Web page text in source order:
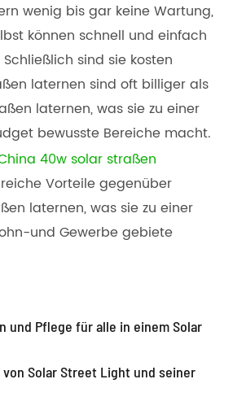
wenig bis gar keine Wartung,
können schnell und einfach
sind sie kosten
laternen sind oft billiger als
laternen, was sie zu einer
bewusste Bereiche macht.
40w solar straßen
Vorteile gegenüber
laternen, was sie zu einer
und Gewerbe gebiete
und Pflege für alle in einem Solar
Solar Street Light und seiner